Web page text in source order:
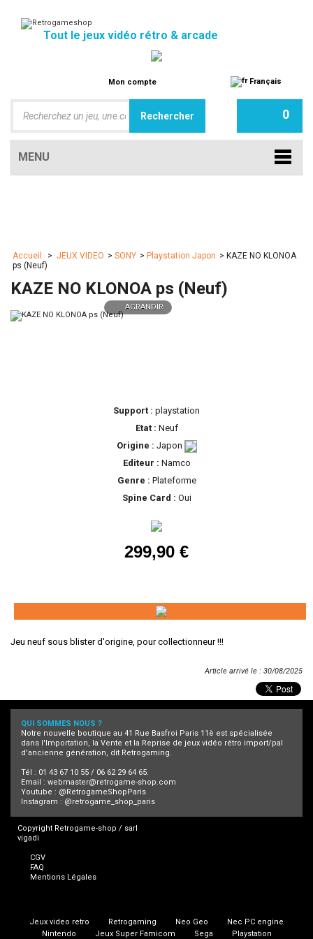
Tout le jeux vidéo rétro & arcade
Mon compte Français
0
MENU
Accueil > JEUX VIDEO > SONY > Playstation Japon > KAZE NO KLONOA
ps (Neuf)
KAZE NO KLONOA ps (Neuf)
AGRANDIR
Support : playstation
Etat : Neuf
Origine : Japon
Editeur : Namco
Genre : Plateforme
Spine Card : Oui
299,90 €
Jeu neuf sous blister d'origine, pour collectionneur !!!
Article arrivé le : 30/08/2025
QUI SOMMES NOUS ?
Notre nouvelle boutique au 41 Rue Basfroi Paris 11è est spécialisée
dans l'Importation, la Vente et la Reprise de jeux vidéo rétro import/pal
d'ancienne génération, dit Retrogaming.
Tél : 01 43 67 10 55 / 06 62 29 64 65.
Email : webmaster@retrogame-shop.com
Youtube : @RetrogameShopParis
Instagram : @retrogame_shop_paris
Copyright Retrogame-shop / sarl
vigadi
CGV
FAQ
Mentions Légales
Jeux video retro Retrogaming Neo Geo
Nec PC engine
Nintendo
Jeux Super Famicom Sega Playstation